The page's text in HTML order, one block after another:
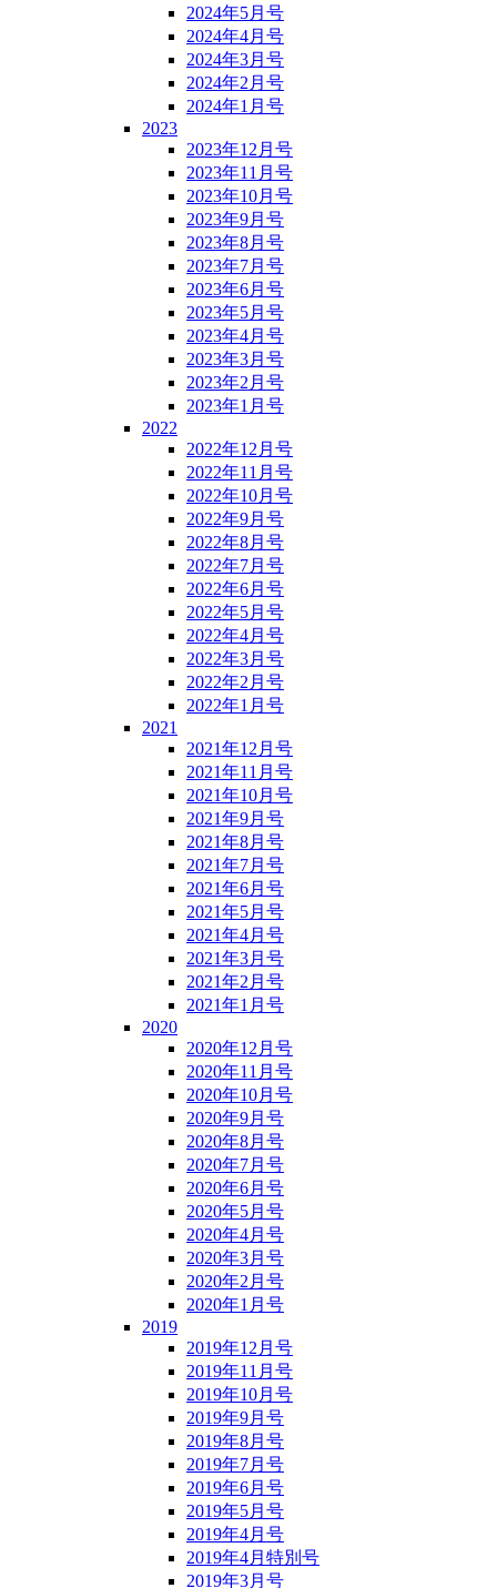
2024年5月号
2024年4月号
2024年3月号
2024年2月号
2024年1月号
2023
2023年12月号
2023年11月号
2023年10月号
2023年9月号
2023年8月号
2023年7月号
2023年6月号
2023年5月号
2023年4月号
2023年3月号
2023年2月号
2023年1月号
2022
2022年12月号
2022年11月号
2022年10月号
2022年9月号
2022年8月号
2022年7月号
2022年6月号
2022年5月号
2022年4月号
2022年3月号
2022年2月号
2022年1月号
2021
2021年12月号
2021年11月号
2021年10月号
2021年9月号
2021年8月号
2021年7月号
2021年6月号
2021年5月号
2021年4月号
2021年3月号
2021年2月号
2021年1月号
2020
2020年12月号
2020年11月号
2020年10月号
2020年9月号
2020年8月号
2020年7月号
2020年6月号
2020年5月号
2020年4月号
2020年3月号
2020年2月号
2020年1月号
2019
2019年12月号
2019年11月号
2019年10月号
2019年9月号
2019年8月号
2019年7月号
2019年6月号
2019年5月号
2019年4月号
2019年4月特別号
2019年3月号